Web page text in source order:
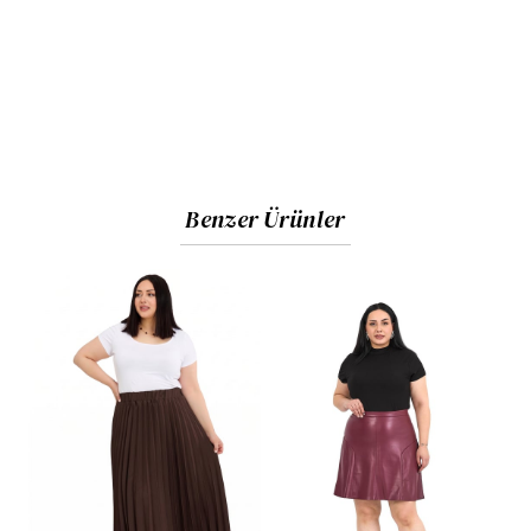
Vücut hatlarını germeyen, bacak boyunu
Kumaş ve Beden Bilgisi
Kumaş İçeriği:%100 pamuktan üretilmiştir. Dayanıklı
ve nefes alabilen yapı.
Görseldeki Ürün Bedeni:
Manken Ölçüleri:
Boy:
1.73 cm
Benzer Ürünler